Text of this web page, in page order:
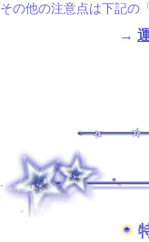
その他の注意点は下記の
→